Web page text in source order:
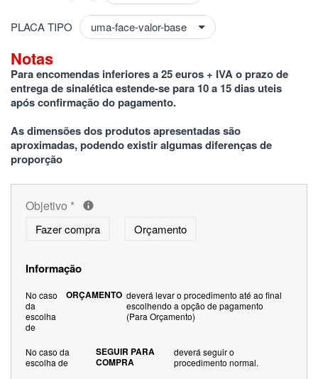
PLACA TIPO
Notas
Para encomendas inferiores a 25 euros + IVA o prazo de
entrega de sinalética estende-se para 10 a 15 dias uteis
após confirmação do pagamento.
As dimensões dos produtos apresentadas são
aproximadas, podendo existir algumas diferenças de
proporção
Objetivo *
Fazer compra Orçamento
Informação
No caso
da
escolha
de
ORÇAMENTO deverá levar o procedimento até ao final
escolhendo a opção de pagamento
(Para Orçamento)
No caso da
escolha de
SEGUIR PARA
COMPRA
deverá seguir o
procedimento normal.